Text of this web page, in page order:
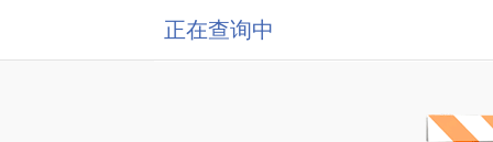
正在查询中